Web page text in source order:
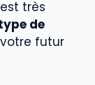
très
de
futur